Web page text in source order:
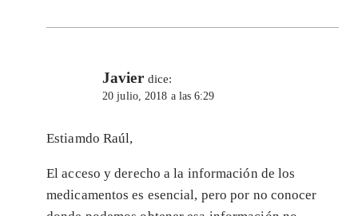
Javier dice:
20 julio, 2018 a las 6:29
Estiamdo Raúl,
El acceso y derecho a la información de los
medicamentos es esencial, pero por no conocer